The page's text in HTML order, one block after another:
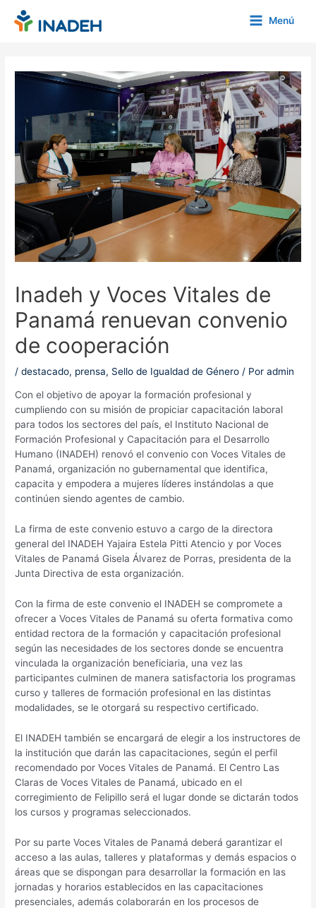
Menú
Inadeh y Voces Vitales de
Panamá renuevan convenio
de cooperación
/destacado, prensa, Sello de Igualdad de Género / Poradmin
Con el objetivo de apoyar la formación profesional y
cumpliendo con su misión de propiciar capacitación laboral
para todos los sectores del país, el Instituto Nacional de
Formación Profesional y Capacitación para el Desarrollo
Humano (INADEH) renovó el convenio con Voces Vitales de
Panamá, organización no gubernamental que identifica,
capacita y empodera a mujeres líderes instándolas a que
continúen siendo agentes de cambio.
La firma de este convenio estuvo a cargo de la directora
general del INADEH Yajaira Estela Pitti Atencio y por Voces
Vitales de Panamá Gisela Álvarez de Porras, presidenta de la
Junta Directiva de esta organización.
Con la firma de este convenio el INADEH se compromete a
ofrecer a Voces Vitales de Panamá su oferta formativa como
entidad rectora de la formación y capacitación profesional
según las necesidades de los sectores donde se encuentra
vinculada la organización beneficiaria, una vez las
participantes culminen de manera satisfactoria los programas
curso y talleres de formación profesional en las distintas
modalidades, se le otorgará su respectivo certificado.
El INADEH también se encargará de elegir a los instructores de
la institución que darán las capacitaciones, según el perfil
recomendado por Voces Vitales de Panamá. El Centro Las
Claras de Voces Vitales de Panamá, ubicado en el
corregimiento de Felipillo será el lugar donde se dictarán todos
los cursos y programas seleccionados.
Por su parte Voces Vitales de Panamá deberá garantizar el
acceso a las aulas, talleres y plataformas y demás espacios o
áreas que se dispongan para desarrollar la formación en las
jornadas y horarios establecidos en las capacitaciones
presenciales, además colaborarán en los procesos de